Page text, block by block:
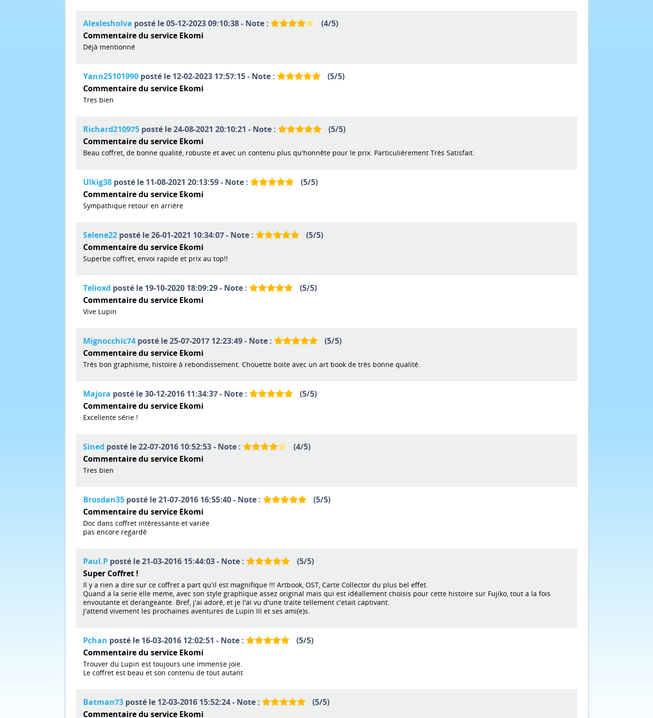
Alexlesholva posté le 05-12-2023 09:10:38 - Note : (4/5)
Commentaire du service Ekomi
Déjà mentionné
Yann25101990 posté le 12-02-2023 17:57:15 - Note : (5/5)
Commentaire du service Ekomi
Tres bien
Richard210975 posté le 24-08-2021 20:10:21 - Note : (5/5)
Commentaire du service Ekomi
Beau coffret, de bonne qualité, robuste et avec un contenu plus qu'honnête pour le prix. Particulièrement Très Satisfait.
Ulkig38 posté le 11-08-2021 20:13:59 - Note : (5/5)
Commentaire du service Ekomi
Sympathique retour en arrière
Selene22 posté le 26-01-2021 10:34:07 - Note : (5/5)
Commentaire du service Ekomi
Superbe coffret, envoi rapide et prix au top!!
Telioxd posté le 19-10-2020 18:09:29 - Note : (5/5)
Commentaire du service Ekomi
Vive Lupin
Mignocchic74 posté le 25-07-2017 12:23:49 - Note : (5/5)
Commentaire du service Ekomi
Très bon graphisme, histoire à rebondissement. Chouette boite avec un art book de très bonne qualité.
Majora posté le 30-12-2016 11:34:37 - Note : (5/5)
Commentaire du service Ekomi
Excellente série !
Sined posté le 22-07-2016 10:52:53 - Note : (4/5)
Commentaire du service Ekomi
Tres bien
Brosdan35 posté le 21-07-2016 16:55:40 - Note : (5/5)
Commentaire du service Ekomi
Doc dans coffret intéressante et variée
pas encore regardé
Paul.P posté le 21-03-2016 15:44:03 - Note : (5/5)
Super Coffret !
Il y a rien a dire sur ce coffret a part qu'il est magnifique !!! Artbook, OST, Carte Collector du plus bel effet.
Quand a la serie elle meme, avec son style graphique assez original mais qui est idéallement choisis pour cette histoire sur Fujiko, tout a la fois
envoutante et derangeante. Bref, j'ai adoré, et je l'ai vu d'une traite tellement c'etait captivant.
J'attend vivement les prochaines aventures de Lupin III et ses ami(e)s.
Pchan posté le 16-03-2016 12:02:51 - Note : (5/5)
Commentaire du service Ekomi
Trouver du Lupin est toujours une immense joie.
Le coffret est beau et son contenu de tout autant
Batman73 posté le 12-03-2016 15:52:24 - Note : (5/5)
Commentaire du service Ekomi